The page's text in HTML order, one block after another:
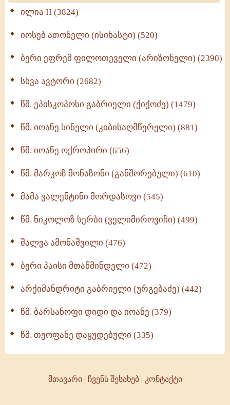
Wisdomge (514)
ქადაგებანი გაბრიელ ეპისკოპოსისა - II ტომი
სულიერი ცხოვრების სახელმძღვანელო -
ნაწილი II (369)
ილია II (3824)
იოსებ ათონელი (ისიხასტი) (520)
ბერი ეფრემ ფილოთეველი (არიზონელი) (2390)
სხვა ავტორი (2682)
წმ. ეპისკოპოსი გაბრიელი (ქიქოძე) (1479)
წმ. იოანე სინელი (კიბისაღმწერელი) (881)
წმ. იოანე ოქროპირი (656)
წმ. მარკოზ მონაზონი (განშორებული) (610)
მამა ვალენტინი მორდასოვი (545)
წმ. ნიკოლოზ სერბი (ველიმიროვიჩი) (499)
შალვა ამონაშვილი (476)
ბერი პაისი მთაწმინდელი (472)
არქიმანდრიტი გაბრიელი (ურგებაძე) (442)
წმ. ბარსანოფი დიდი და იოანე (379)
წმ. თეოფანე დაყუდებული (335)
მთავარი| ჩვენს შესახებ| კონტაქტი